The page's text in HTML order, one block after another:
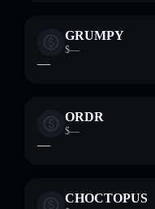
GRUMPY
$—
—
ORDR
$—
—
CHOCTOPUS